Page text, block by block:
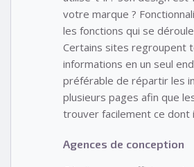
votre marque ?
les fonctions qui se
Certains sites regroupent
informations en un seul
préférable de répartir les
plusieurs pages afin que
trouver facilement ce dont
Agences de conception